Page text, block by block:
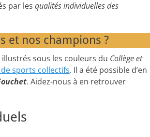
par les qualités individuelles des
et nos champions ?
sous les couleurs du Collège et
sports collectifs. Il a été possible d’en
. Aidez-nous à en retrouver